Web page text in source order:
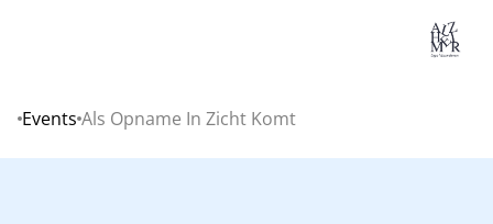
Home
Events Als Opname In Zicht Komt